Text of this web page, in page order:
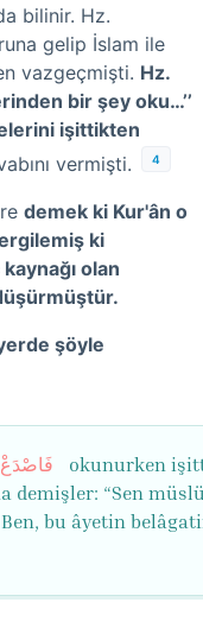
bilinir. Hz.
gelip İslam ile
vazgeçmişti. Hz.
bir şey oku…’’
işittikten
vermişti. 4
demek ki Kur'ân o
ki
olan
şöyle
okunurken
demişler: “Sen
Ben, bu âyetin